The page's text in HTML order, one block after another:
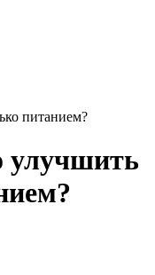
питанием?
улучшить